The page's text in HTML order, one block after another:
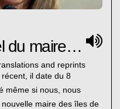
Lampedusa : Appel du maire Giusi Nicolini
and reprints
il date du 8
même si nous, nous
maire des îles de